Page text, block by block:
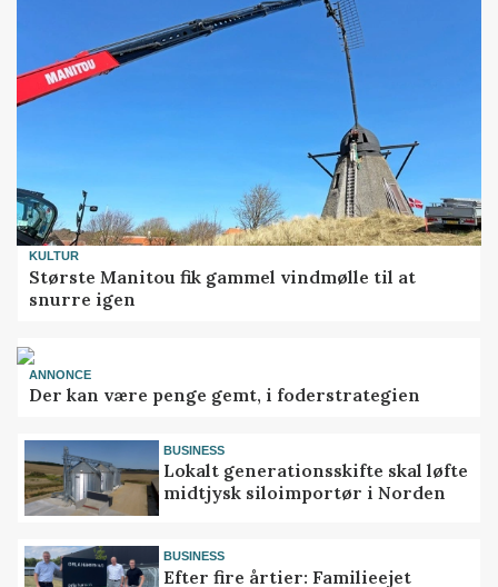
KULTUR
Største Manitou fik gammel vindmølle til at
snurre igen
ANNONCE
Der kan være penge gemt, i foderstrategien
BUSINESS
Lokalt generationsskifte skal løfte
midtjysk siloimportør i Norden
BUSINESS
Efter fire årtier: Familieejet